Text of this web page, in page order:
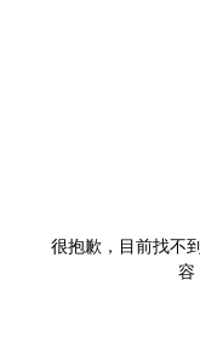
很抱歉，目前找不
容